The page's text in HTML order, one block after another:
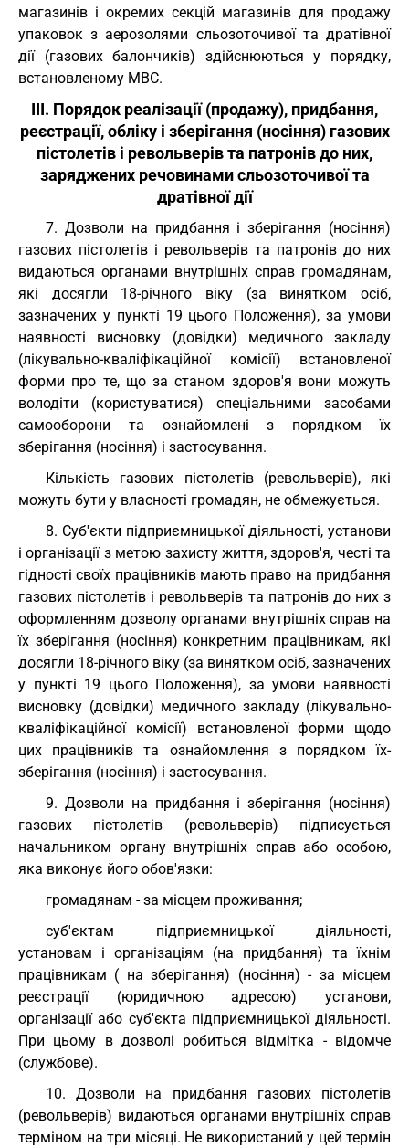
магазинів і окремих секцій магазинів для продажу
упаковок з аерозолями сльозоточивої та дратівної
дії (газових балончиків) здійснюються у порядку,
встановленому МВС.
III. Порядок реалізації (продажу), придбання,
реєстрації, обліку і зберігання (носіння) газових
пістолетів і револьверів та патронів до них,
заряджених речовинами сльозоточивої та
дратівної дії
7. Дозволи на придбання і зберігання (носіння)
газових пістолетів і револьверів та патронів до них
видаються органами внутрішніх справ громадянам,
які досягли 18-річного віку (за винятком осіб,
зазначених у пункті 19 цього Положення), за умови
наявності висновку (довідки) медичного закладу
(лікувально-кваліфікаційної комісії) встановленої
форми про те, що за станом здоров'я вони можуть
володіти (користуватися) спеціальними засобами
самооборони та ознайомлені з порядком їх
зберігання (носіння) і застосування.
Кількість газових пістолетів (револьверів), які
можуть бути у власності громадян, не обмежується.
8. Суб'єкти підприємницької діяльності, установи
і організації з метою захисту життя, здоров'я, честі та
гідності своїх працівників мають право на придбання
газових пістолетів і револьверів та патронів до них з
оформленням дозволу органами внутрішніх справ на
їх зберігання (носіння) конкретним працівникам, які
досягли 18-річного віку (за винятком осіб, зазначених
у пункті 19 цього Положення), за умови наявності
висновку (довідки) медичного закладу (лікувально-
кваліфікаційної комісії) встановленої форми щодо
цих працівників та ознайомлення з порядком їх-
зберігання (носіння) і застосування.
9. Дозволи на придбання і зберігання (носіння)
газових пістолетів (револьверів) підписується
начальником органу внутрішніх справ або особою,
яка виконує його обов'язки:
громадянам - за місцем проживання;
суб'єктам підприємницької діяльності,
установам і організаціям (на придбання) та їхнім
працівникам ( на зберігання) (носіння) - за місцем
реєстрації (юридичною адресою) установи,
організації або суб'єкта підприємницької діяльності.
При цьому в дозволі робиться відмітка - відомче
(службове).
10. Дозволи на придбання газових пістолетів
(револьверів) видаються органами внутрішніх справ
терміном на три місяці. Не використаний у цей термін